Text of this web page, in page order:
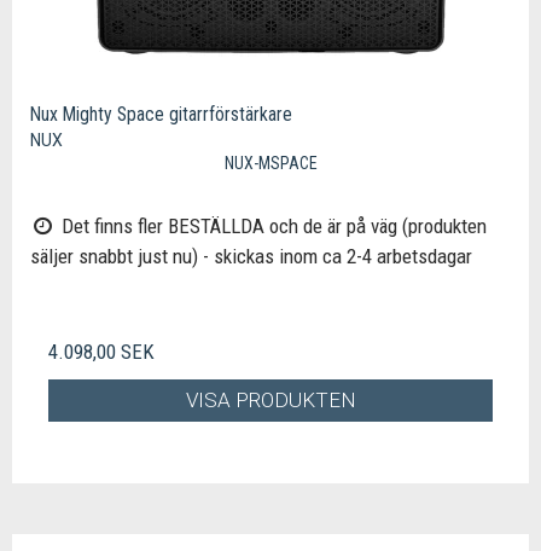
Nux Mighty Space gitarrförstärkare
NUX
NUX-MSPACE
Det finns fler BESTÄLLDA och de är på väg (produkten
säljer snabbt just nu) - skickas inom ca 2-4 arbetsdagar
4.098,00 SEK
VISA PRODUKTEN